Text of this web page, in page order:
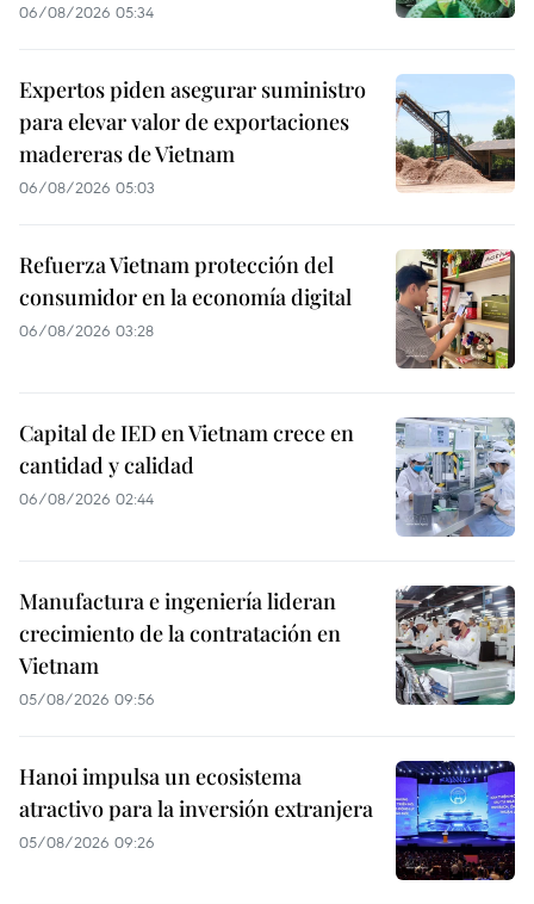
06/08/2026 05:34
Expertos piden asegurar suministro
para elevar valor de exportaciones
madereras de Vietnam
06/08/2026 05:03
Refuerza Vietnam protección del
consumidor en la economía digital
06/08/2026 03:28
Capital de IED en Vietnam crece en
cantidad y calidad
06/08/2026 02:44
Manufactura e ingeniería lideran
crecimiento de la contratación en
Vietnam
05/08/2026 09:56
Hanoi impulsa un ecosistema
atractivo para la inversión extranjera
05/08/2026 09:26